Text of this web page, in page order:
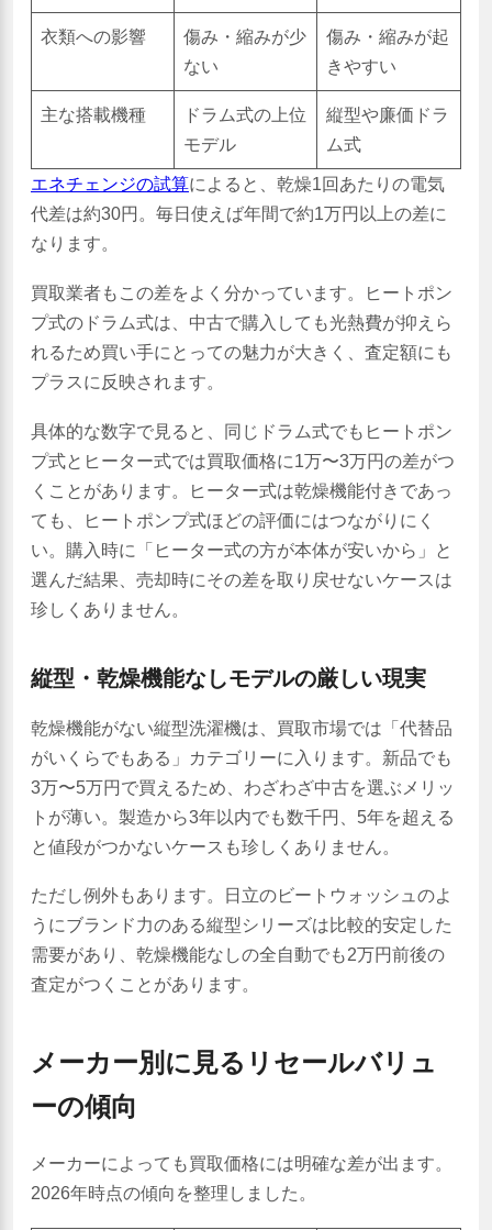
衣類への影響
傷み・縮みが少
ない
傷み・縮みが起
きやすい
主な搭載機種
ドラム式の上位
モデル
縦型や廉価ドラ
ム式
エネチェンジの試算によると、乾燥1回あたりの電気
代差は約30円。毎日使えば年間で約1万円以上の差に
なります。
買取業者もこの差をよく分かっています。ヒートポン
プ式のドラム式は、中古で購入しても光熱費が抑えら
れるため買い手にとっての魅力が大きく、査定額にも
プラスに反映されます。
具体的な数字で見ると、同じドラム式でもヒートポン
プ式とヒーター式では買取価格に1万〜3万円の差がつ
くことがあります。ヒーター式は乾燥機能付きであっ
ても、ヒートポンプ式ほどの評価にはつながりにく
い。購入時に「ヒーター式の方が本体が安いから」と
選んだ結果、売却時にその差を取り戻せないケースは
珍しくありません。
縦型・乾燥機能なしモデルの厳しい現実
乾燥機能がない縦型洗濯機は、買取市場では「代替品
がいくらでもある」カテゴリーに入ります。新品でも
3万〜5万円で買えるため、わざわざ中古を選ぶメリッ
トが薄い。製造から3年以内でも数千円、5年を超える
と値段がつかないケースも珍しくありません。
ただし例外もあります。日立のビートウォッシュのよ
うにブランド力のある縦型シリーズは比較的安定した
需要があり、乾燥機能なしの全自動でも2万円前後の
査定がつくことがあります。
メーカー別に見るリセールバリュ
ーの傾向
メーカーによっても買取価格には明確な差が出ます。
2026年時点の傾向を整理しました。